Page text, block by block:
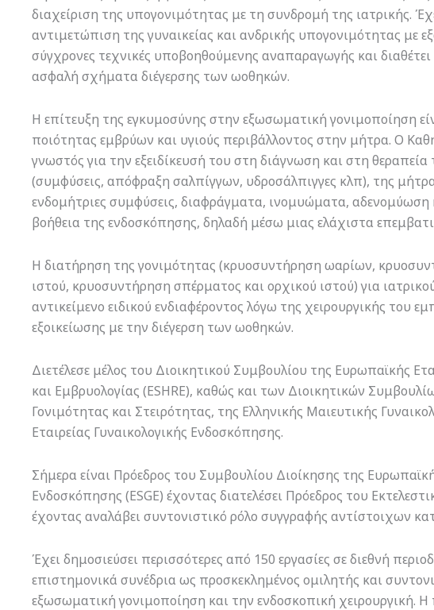
διαχείριση της υπογονιμότητας με τη συνδρομή της ιατρικής.
αντιμετώπιση της γυναικείας και ανδρικής υπογονιμότητας με
σύγχρονες τεχνικές υποβοηθούμενης αναπαραγωγής και
ασφαλή σχήματα διέγερσης των ωοθηκών.
Η επίτευξη της εγκυμοσύνης στην εξωσωματική γονιμοποίηση
ποιότητας εμβρύων και υγιούς περιβάλλοντος στην μήτρα. Ο
γνωστός για την εξειδίκευσή του στη διάγνωση και στη
(συμφύσεις, απόφραξη σαλπίγγων, υδροσάλπιγγες κλπ), της
ενδομήτριες συμφύσεις, διαφράγματα, ινομυώματα,
βοήθεια της ενδοσκόπησης, δηλαδή μέσω μιας ελάχιστα
Η διατήρηση της γονιμότητας (κρυοσυντήρηση ωαρίων,
ιστού, κρυοσυντήρηση σπέρματος και ορχικού ιστού) για
αντικείμενο ειδικού ενδιαφέροντος λόγω της χειρουργικής του
εξοικείωσης με την διέγερση των ωοθηκών.
Διετέλεσε μέλος του Διοικητικού Συμβουλίου της Ευρωπαϊκής
και Εμβρυολογίας (ESHRE), καθώς και των Διοικητικών
Γονιμότητας και Στειρότητας, της Ελληνικής Μαιευτικής
Εταιρείας Γυναικολογικής Ενδοσκόπησης.
Σήμερα είναι Πρόεδρος του Συμβουλίου Διοίκησης της
Ενδοσκόπησης (ESGE) έχοντας διατελέσει Πρόεδρος του
έχοντας αναλάβει συντονιστικό ρόλο συγγραφής αντίστοιχων
Έχει δημοσιεύσει περισσότερες από 150 εργασίες σε διεθνή
επιστημονικά συνέδρια ως προσκεκλημένος ομιλητής και
εξωσωματική γονιμοποίηση και την ενδοσκοπική χειρουργική.